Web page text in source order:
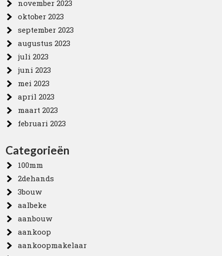
november 2023
oktober 2023
september 2023
augustus 2023
juli 2023
juni 2023
mei 2023
april 2023
maart 2023
februari 2023
Categorieën
100mm
2dehands
3bouw
aalbeke
aanbouw
aankoop
aankoopmakelaar